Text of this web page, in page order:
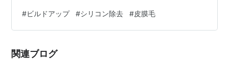
んだか髪が急にパサついたのよ... 髪がビルドアップして
るかもですね ということで今回は、 「髪の毛のビルドア
りやすく解説します。 どのような原因でなるのか、また
#ビルドアップ #シリコン除去 #皮膜毛
関連ブログ